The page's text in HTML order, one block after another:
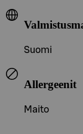
Suomi
Allergeenit
Maito